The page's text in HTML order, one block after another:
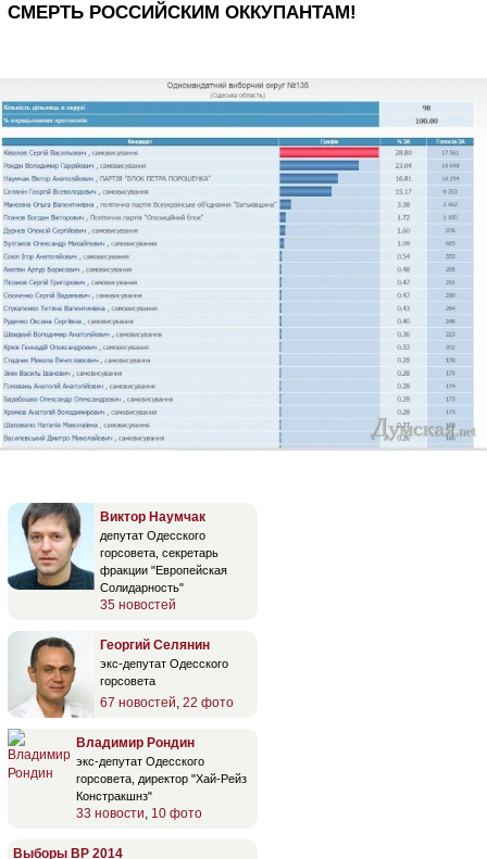
СМЕРТЬ РОССИЙСКИМ ОККУПАНТАМ!
Виктор Наумчак
депутат Одесского
горсовета, секретарь
фракции "Европейская
Солидарность"
35 новостей
Георгий Селянин
экс-депутат Одесского
горсовета
67 новостей, 22 фото
Владимир Рондин
экс-депутат Одесского
горсовета, директор "Хай-Рейз
Констракшнз"
33 новости, 10 фото
Выборы ВР 2014